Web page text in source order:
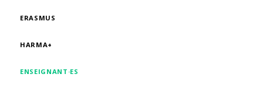
ERASMUS
HARMA+
ENSEIGNANT·ES